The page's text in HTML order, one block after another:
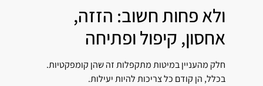
ולא פחות חשוב: הזזה,
אחסון, קיפול ופתיחה
חלק מהעניין במיטות מתקפלות זה שהן קומפקטיות.
בכלל, הן קודם כל צריכות להיות יעילות.